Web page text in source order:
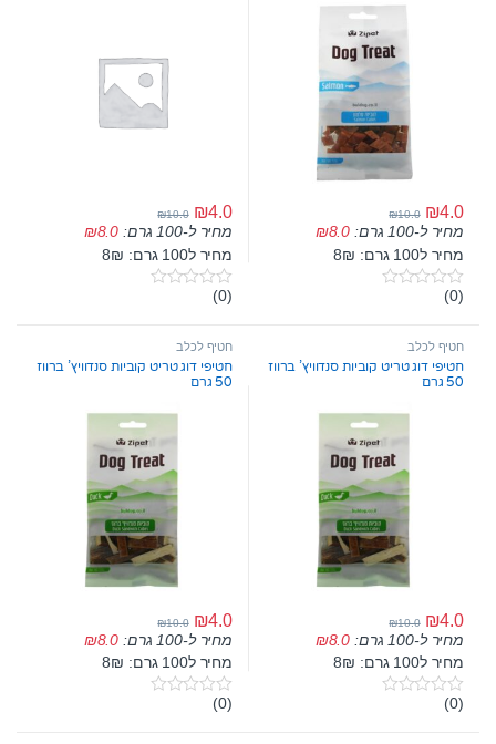
₪4.0
₪10.0
מחיר ל-100 גרם: ₪8.0
מחיר ל100 גרם: 8₪
0
t
o
f
5
(0)
₪4.0
₪10.0
מחיר ל-100 גרם: ₪8.0
מחיר ל100 גרם: 8₪
0
t
o
f
5
(0)
חטיף לכלב
חטיפי דוג טריט קוביות סנדוויץ’ ברווז
50 גרם
₪4.0
₪10.0
מחיר ל-100 גרם: ₪8.0
מחיר ל100 גרם: 8₪
0(0)
חטיף לכלב
חטיפי דוג טריט קוביות סנדוויץ’ ברווז
50 גרם
₪4.0
₪10.0
מחיר ל-100 גרם: ₪8.0
מחיר ל100 גרם: 8₪
0(0)